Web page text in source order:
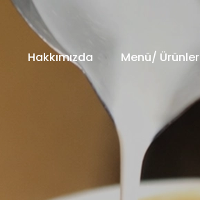
Hakkımızda Menü/ Ürünler